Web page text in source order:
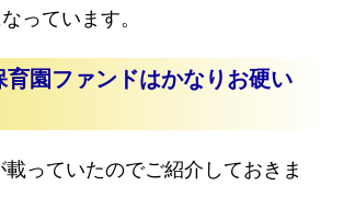
っています。
育園ファンドはかなりお硬い
っていたのでご紹介しておきま